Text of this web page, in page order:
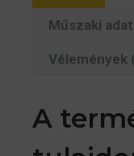
Műszaki
Vélemények
A